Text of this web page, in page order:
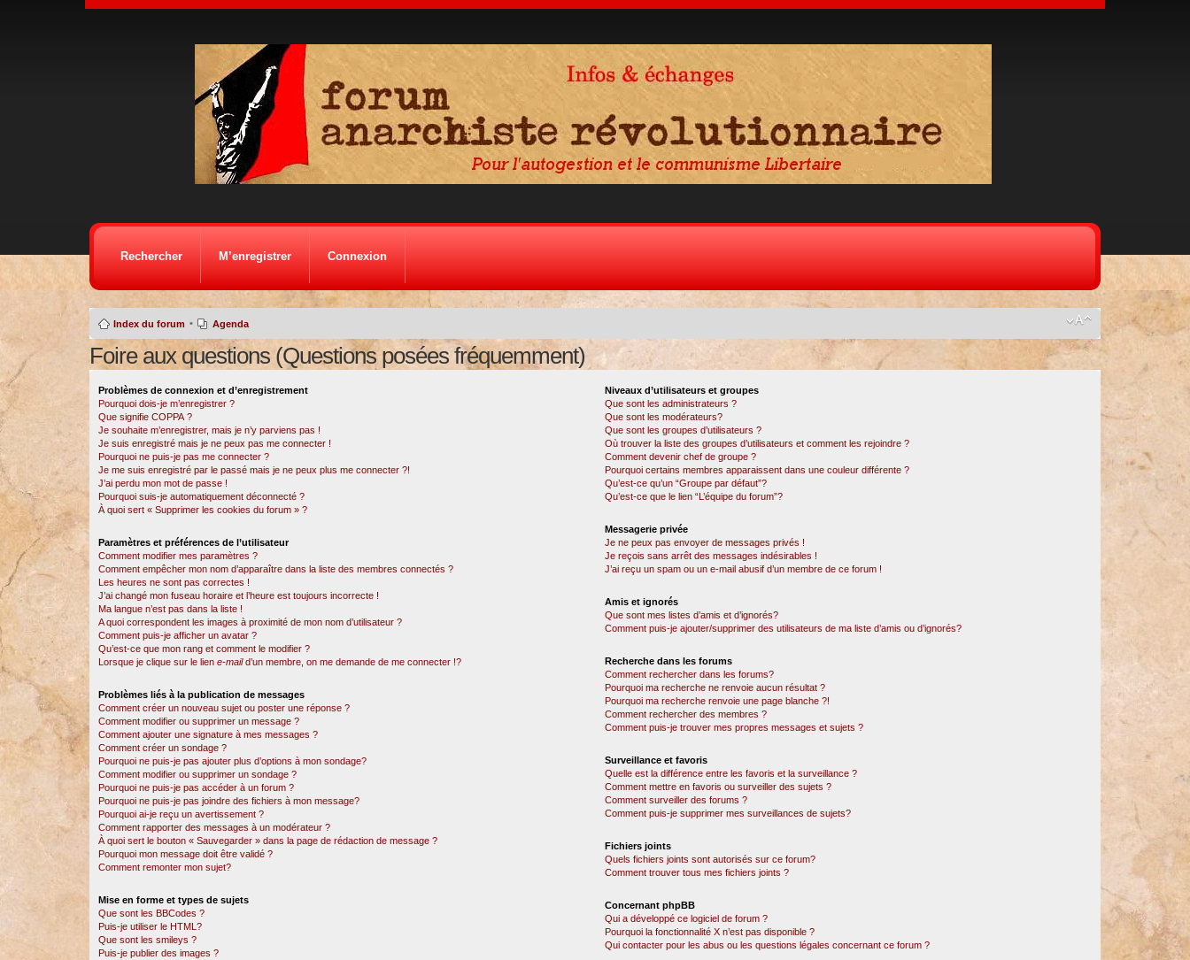
Rechercher M’enregistrer Connexion
Index du forum • Agenda
Foire aux questions (Questions posées fréquemment)
Problèmes de connexion et d’enregistrement
Pourquoi dois-je m’enregistrer ?
Que signifie COPPA ?
Je souhaite m’enregistrer, mais je n’y parviens pas !
Je suis enregistré mais je ne peux pas me connecter !
Pourquoi ne puis-je pas me connecter ?
Je me suis enregistré par le passé mais je ne peux plus me connecter ?!
J’ai perdu mon mot de passe !
Pourquoi suis-je automatiquement déconnecté ?
À quoi sert « Supprimer les cookies du forum » ?
Paramètres et préférences de l’utilisateur
Comment modifier mes paramètres ?
Comment empêcher mon nom d’apparaître dans la liste des membres connectés ?
Les heures ne sont pas correctes !
J’ai changé mon fuseau horaire et l’heure est toujours incorrecte !
Ma langue n’est pas dans la liste !
A quoi correspondent les images à proximité de mon nom d’utilisateur ?
Comment puis-je afficher un avatar ?
Qu’est-ce que mon rang et comment le modifier ?
Lorsque je clique sur le lien e-maild’un membre, on me demande de me connecter !?
Problèmes liés à la publication de messages
Comment créer un nouveau sujet ou poster une réponse ?
Comment modifier ou supprimer un message ?
Comment ajouter une signature à mes messages ?
Comment créer un sondage ?
Pourquoi ne puis-je pas ajouter plus d’options à mon sondage?
Comment modifier ou supprimer un sondage ?
Pourquoi ne puis-je pas accéder à un forum ?
Pourquoi ne puis-je pas joindre des fichiers à mon message?
Pourquoi ai-je reçu un avertissement ?
Comment rapporter des messages à un modérateur ?
À quoi sert le bouton « Sauvegarder » dans la page de rédaction de message ?
Pourquoi mon message doit être validé ?
Comment remonter mon sujet?
Mise en forme et types de sujets
Que sont les BBCodes ?
Puis-je utiliser le HTML?
Que sont les smileys ?
Puis-je publier des images ?
Niveaux d’utilisateurs et groupes
Que sont les administrateurs ?
Que sont les modérateurs?
Que sont les groupes d’utilisateurs ?
Où trouver la liste des groupes d’utilisateurs et comment les rejoindre ?
Comment devenir chef de groupe ?
Pourquoi certains membres apparaissent dans une couleur différente ?
Qu’est-ce qu’un “Groupe par défaut”?
Qu’est-ce que le lien “L’équipe du forum”?
Messagerie privée
Je ne peux pas envoyer de messages privés !
Je reçois sans arrêt des messages indésirables !
J’ai reçu un spam ou un e-mail abusif d’un membre de ce forum !
Amis et ignorés
Que sont mes listes d’amis et d’ignorés?
Comment puis-je ajouter/supprimer des utilisateurs de ma liste d’amis ou d’ignorés?
Recherche dans les forums
Comment rechercher dans les forums?
Pourquoi ma recherche ne renvoie aucun résultat ?
Pourquoi ma recherche renvoie une page blanche ?!
Comment rechercher des membres ?
Comment puis-je trouver mes propres messages et sujets ?
Surveillance et favoris
Quelle est la différence entre les favoris et la surveillance ?
Comment mettre en favoris ou surveiller des sujets ?
Comment surveiller des forums ?
Comment puis-je supprimer mes surveillances de sujets?
Fichiers joints
Quels fichiers joints sont autorisés sur ce forum?
Comment trouver tous mes fichiers joints ?
Concernant phpBB
Qui a développé ce logiciel de forum ?
Pourquoi la fonctionnalité X n’est pas disponible ?
Qui contacter pour les abus ou les questions légales concernant ce forum ?